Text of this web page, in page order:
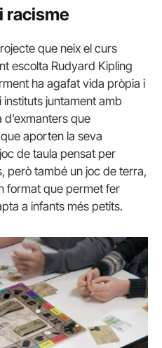
racisme
que neix el curs
escolta Rudyard Kipling
ha agafat vida pròpia i
instituts juntament amb
que
aporten la seva
de taula pensat per
però també un joc de terra,
format que permet fer
a infants més petits.